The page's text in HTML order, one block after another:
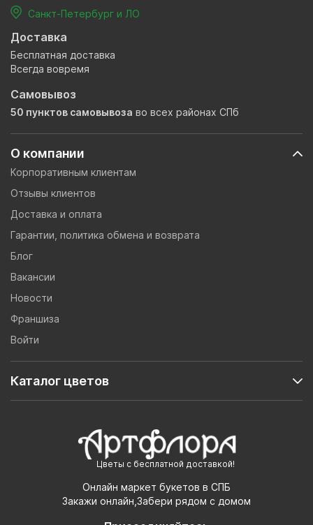
Цветы с бесплатной доставкой!
Онлайн маркет букетов в СПБ
Закажи онлайн,Забери рядом с домом
О компании
Корпоративным клиентам
Отзывы клиентов
Доставка и оплата
Гарантии, политика обмена и возврата
Блог
Вакансии
Новости
Франшиза
Войти
Каталог цветов
Санкт-Петербург и ЛО
Доставка
Бесплатная доставка
Всегда вовремя
Самовывоз
50 пунктов самовывоза во всех районах СПб